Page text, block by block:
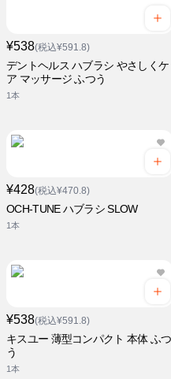
¥538(税込¥591.8)
デントヘルス ハブラシ やさしくケ
ア マッサージ ふつう
1本
¥428(税込¥470.8)
OCH-TUNE ハブラシ SLOW
1本
¥538(税込¥591.8)
キスユー 薄型コンパクト 本体 ふつ
う
1本